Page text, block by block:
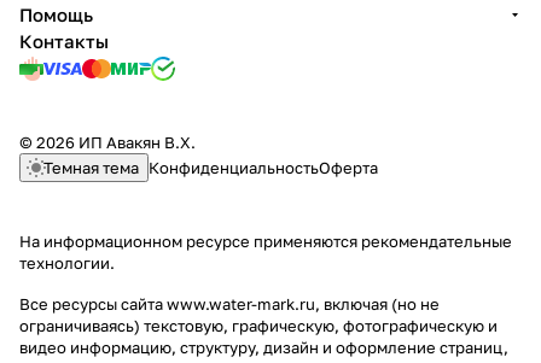
Помощь
Контакты
© 2026 ИП Авакян В.Х.
Темная тема КонфиденциальностьОферта
На информационном ресурсе применяются рекомендательные
технологии.
Все ресурсы сайта www.water-mark.ru, включая (но не
ограничиваясь) текстовую, графическую, фотографическую и
видео информацию, структуру, дизайн и оформление страниц,